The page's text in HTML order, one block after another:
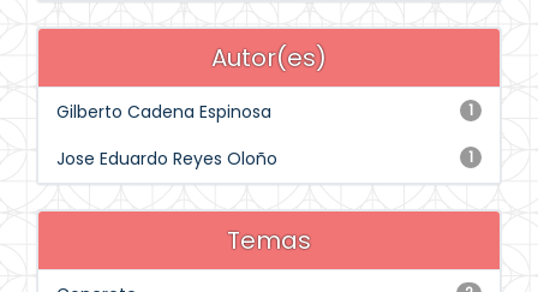
Autor(es)
1
Gilberto Cadena Espinosa
1
Jose Eduardo Reyes Oloño
Temas